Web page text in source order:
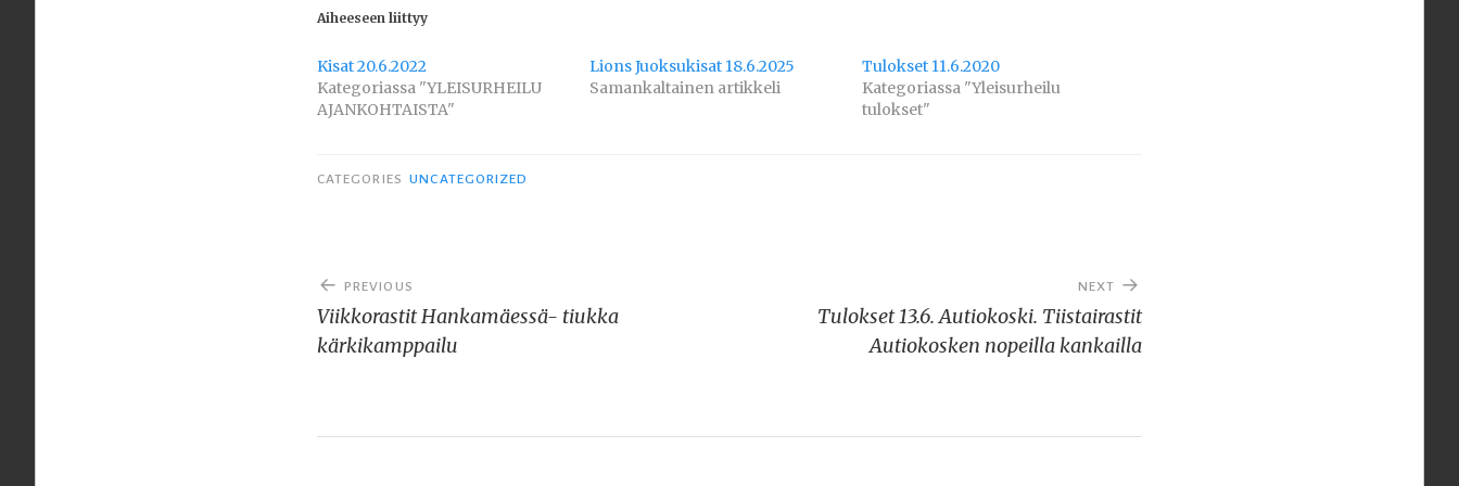
Aiheeseen liittyy
Kisat 20.6.2022
Kategoriassa "YLEISURHEILU
AJANKOHTAISTA"
Lions Juoksukisat 18.6.2025
Samankaltainen artikkeli
Tulokset 11.6.2020
Kategoriassa "Yleisurheilu
tulokset"
CATEGORIES UNCATEGORIZED
Artikkelien
selaus
PREVIOUS
Viikkorastit Hankamäessä- tiukka
kärkikamppailu
NEXT
Tulokset 13.6. Autiokoski. Tiistairastit
Autiokosken nopeilla kankailla